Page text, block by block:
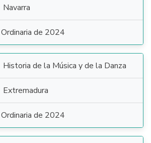
Navarra
Ordinaria de 2024
Historia de la Música y de la Danza
Extremadura
Ordinaria de 2024